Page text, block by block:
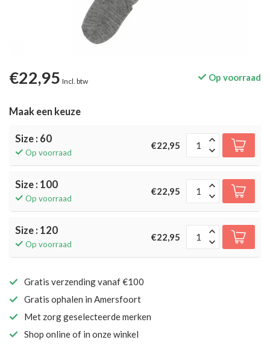
€22,95 Incl. btw Op voorraad
Maak een keuze
Size : 60
Op voorraad
€22,95
Size : 100
Op voorraad
€22,95
Size : 120
Op voorraad
€22,95
Gratis verzending vanaf €100
Gratis ophalen in Amersfoort
Met zorg geselecteerde merken
Shop online of in onze winkel